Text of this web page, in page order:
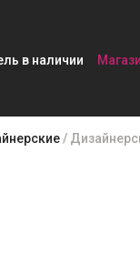
в наличии
/